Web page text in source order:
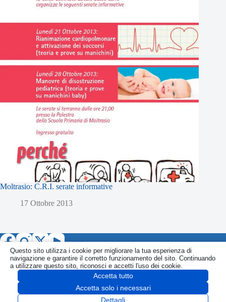
Moltrasio: C.R.I. serate informative
17 Ottobre 2013
Politica Privacy
CONTATTI
SEGNALA
Copyright © 2026 PORTALE di COMO - fjm P.IVA
Questo sito utilizza i cookie per migliorare la tua esperienza di
navigazione e garantire il corretto funzionamento del sito. Continuando
a utilizzare questo sito, riconosci e accetti l'uso dei cookie.
Accetta tutto
Accetta solo i necessari
Dettagli